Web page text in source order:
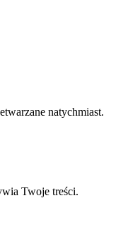
natychmiast.
Twoje treści.